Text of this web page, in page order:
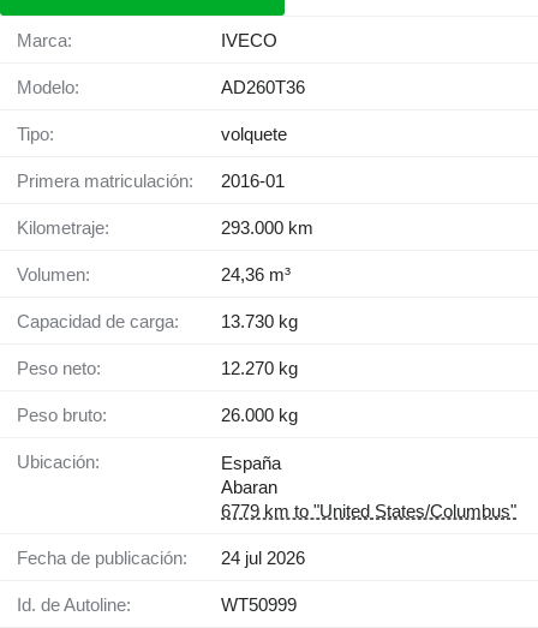
Marca: IVECO
Modelo: AD260T36
Tipo: volquete
Primera matriculación: 2016-01
Kilometraje: 293.000 km
Volumen: 24,36 m³
Capacidad de carga: 13.730 kg
Peso neto: 12.270 kg
Peso bruto: 26.000 kg
Ubicación:
España
Abaran
6779 km to "United States/Columbus"
Fecha de publicación: 24 jul 2026
Id. de Autoline: WT50999